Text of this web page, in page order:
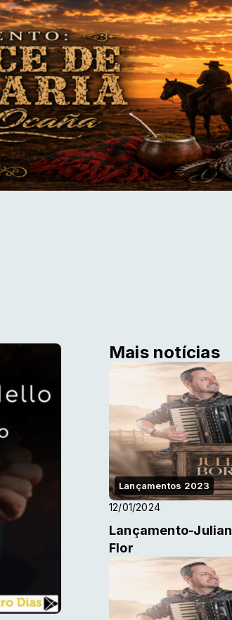
Mais notícias
Lançamentos 2023
12/01/2024
Lançamento-
Flor